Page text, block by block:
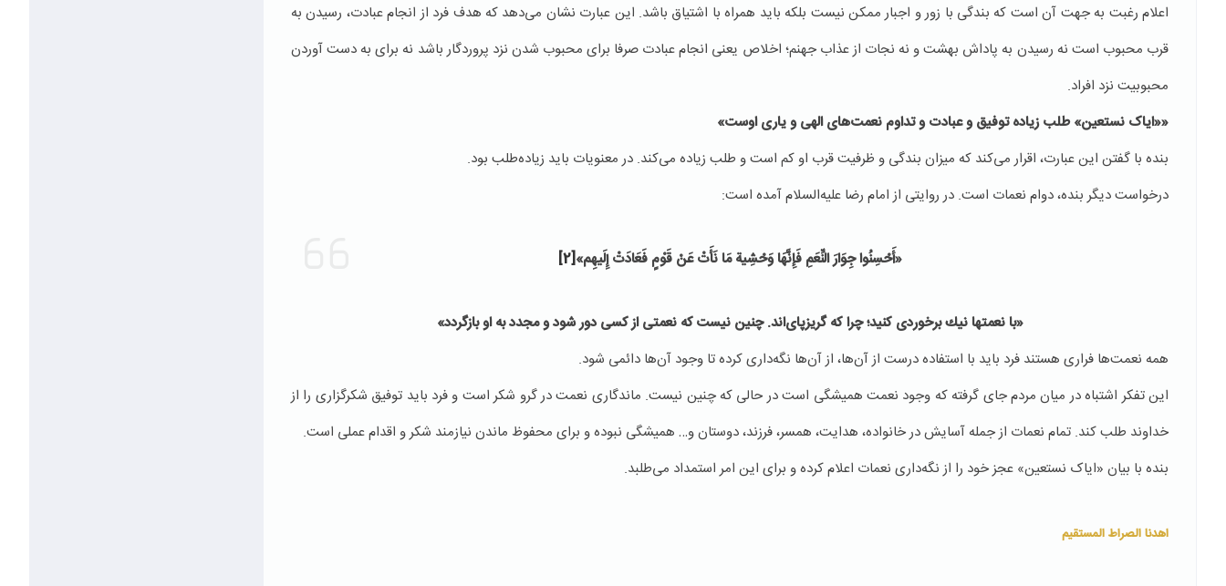
اعلام رغبت به جهت آن است که بندگی با زور و اجبار ممکن نیست بلکه باید همراه با اشتیاق باشد. این عبارت نشان می‌دهد که هدف فرد از انجام عبادت، رسیدن به
قرب محبوب است نه رسیدن به پاداش بهشت و نه نجات از عذاب جهنم؛ اخلاص یعنی انجام عبادت صرفا برای محبوب شدن نزد پروردگار باشد نه برای به دست آوردن
محبوبیت نزد افراد.
««ایاک نستعین» طلب زیاده توفیق و عبادت و تداوم نعمت‌های الهی و یاری اوست»
بنده با گفتن این عبارت، اقرار می‌کند که میزان بندگی و ظرفیت قرب او کم است و طلب زیاده می‌کند. در معنویات باید زیاده‌طلب بود.
درخواست دیگر بنده، دوام نعمات است. در روایتی از امام رضا علیه‌السلام آمده است:
«أَحْسِنُوا جِوَارَ النِّعَمِ فَإِنَّهَا وَحْشِیةمَا نَأَتْ عَنْ قَوْمٍ فَعَادَتْ إِلَیهِم‏»
[2]
«با نعمت‏ها نیك برخوردى كنید؛ چرا كه گریزپای‌اند. چنین نیست که نعمتی از کسی دور شود و مجدد به او بازگردد»
همه‌ نعمت‌ها فراری هستند فرد باید با استفاده درست از آن‌ها، از آن‌ها نگه‌داری کرده تا وجود آن‌ها دائمی شود.
این تفكر اشتباه در میان مردم جای گرفته كه وجود نعمت همیشگی است در حالی که چنین نیست. ماندگاری نعمت در گرو شکر است و فرد باید توفیق شکرگزاری را از
خداوند طلب کند. تمام نعمات از جمله آسایش در خانواده، هدایت، همسر، فرزند، دوستان و… همیشگی نبوده و برای محفوظ ماندن نیازمند شکر و اقدام عملی است.
بنده با بیان «ایاک نستعین» عجز خود را از نگه‌داری نعمات اعلام کرده و برای این امر استمداد می‌طلبد.
اهدنا الصراط المستقیم